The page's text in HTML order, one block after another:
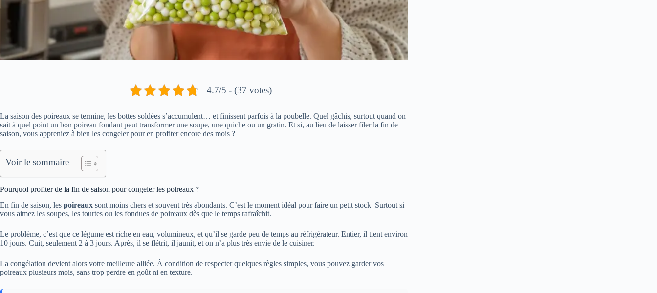
4.7/5 - (37 votes)
La saison des poireaux se termine, les bottes soldées s’accumulent… et finissent parfois à la poubelle. Quel gâchis, surtout quand on
sait à quel point un bon poireau fondant peut transformer une soupe, une quiche ou un gratin. Et si, au lieu de laisser filer la fin de
saison, vous appreniez à bien les congeler pour en profiter encore des mois ?
Voir le sommaire
Pourquoi profiter de la fin de saison pour congeler les poireaux ?
En fin de saison, les poireaux sont moins chers et souvent très abondants. C’est le moment idéal pour faire un petit stock. Surtout si
vous aimez les soupes, les tourtes ou les fondues de poireaux dès que le temps rafraîchit.
Le problème, c’est que ce légume est riche en eau, volumineux, et qu’il se garde peu de temps au réfrigérateur. Entier, il tient environ
10 jours. Cuit, seulement 2 à 3 jours. Après, il se flétrit, il jaunit, et on n’a plus très envie de le cuisiner.
La congélation devient alors votre meilleure alliée. À condition de respecter quelques règles simples, vous pouvez garder vos
poireaux plusieurs mois, sans trop perdre en goût ni en texture.